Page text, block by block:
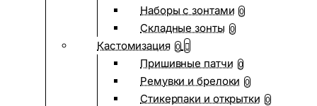
Наборы с зонтами 0
Складные зонты 0
Кастомизация 0
Пришивные патчи 0
Ремувки и брелоки 0
Стикерпаки и открытки 0